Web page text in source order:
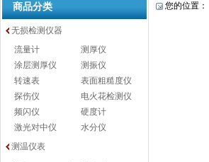
商品分类
无损检测仪器
流量计
测厚仪
涂层测厚仪
测振仪
转速表
表面粗糙度仪
探伤仪
电火花检测仪
频闪仪
硬度计
激光对中仪
水分仪
测温仪表
您的位置：